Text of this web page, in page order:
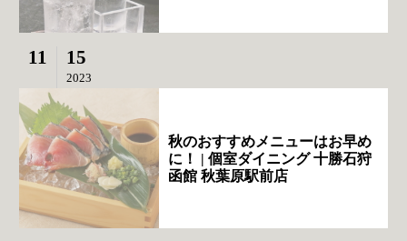
11 15
2023
秋のおすすめメニューはお早め
に！ | 個室ダイニング 十勝石狩
函館 秋葉原駅前店